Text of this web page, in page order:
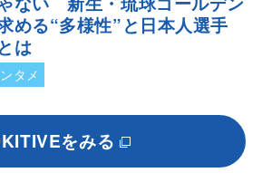
める“多様性”と日本人選手
は
タメ
をみる